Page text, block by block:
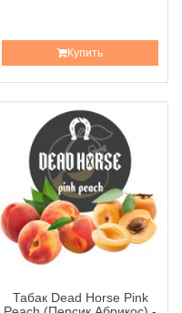
Купить
Табак Dead Horse Pink